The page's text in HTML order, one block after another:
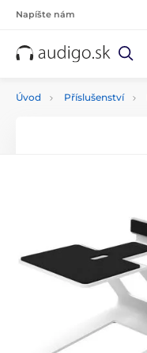
Napíšte nám
Úvod Příslušenství